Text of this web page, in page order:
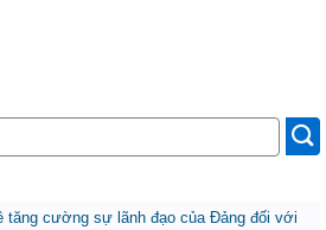
tăng cường sự lãnh đạo của Đảng đối với